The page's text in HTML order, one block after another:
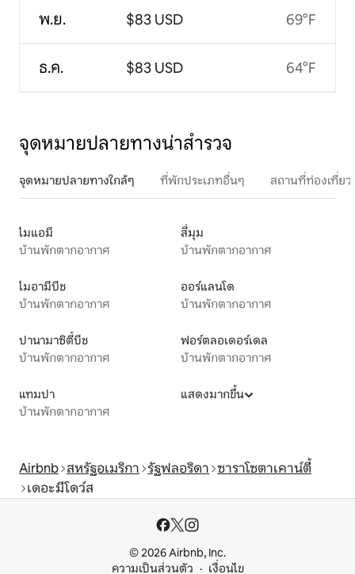
พ.ย.
ธ.ค.
$83 USD
$83 USD
69°F
64°F
จุดหมายปลายทางน่าสำรวจ
จุดหมายปลายทางใกล้ๆ ที่พักประเภทอื่นๆ สถานที่ท่องเที่ย
ไมแอมี
บ้านพักตากอากาศ
สี่มุม
บ้านพักตากอากาศ
ไมอามีบีช
บ้านพักตากอากาศ
ออร์แลนโด
บ้านพักตากอากาศ
ปานามาซิตี้บีช
บ้านพักตากอากาศ
ฟอร์ตลอเดอร์เดล
บ้านพักตากอากาศ
แทมปา
บ้านพักตากอากาศ
แสดงมากขึ้น
Airbnb สหรัฐอเมริกา รัฐฟลอริดา ซาราโซตาเคาน์ตี้
เดอะมีโดว์ส
© 2026 Airbnb, Inc.
ความเป็นส่วนตัว
เงื่อนไข